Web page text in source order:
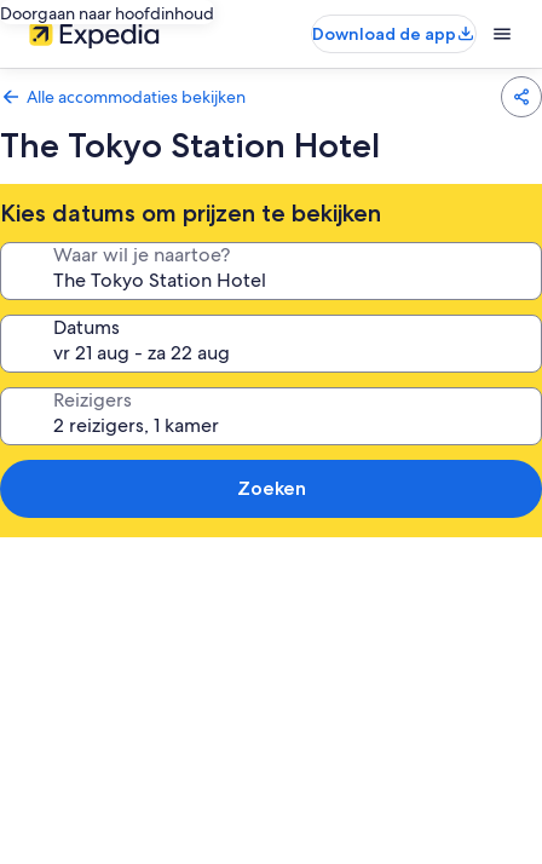
Doorgaan naar hoofdinhoud
Download de app
Alle accommodaties bekijken
The Tokyo Station Hotel
Kies datums om prijzen te bekijken
Waar wil je naartoe?
Datums
Reizigers
Zoeken